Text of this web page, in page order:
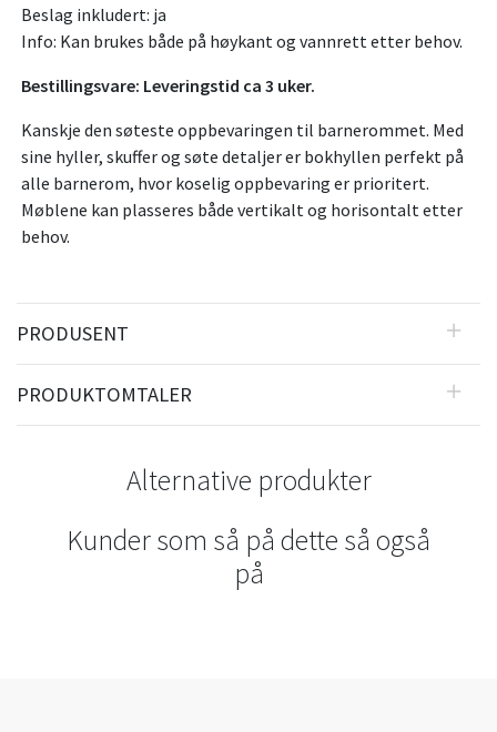
Beslag inkludert: ja
Info: Kan brukes både på høykant og vannrett etter behov.
Bestillingsvare: Leveringstid ca 3 uker.
Kanskje den søteste oppbevaringen til barnerommet. Med
sine hyller, skuffer og søte detaljer er bokhyllen perfekt på
alle barnerom, hvor koselig oppbevaring er prioritert.
Møblene kan plasseres både vertikalt og horisontalt etter
behov.
PRODUSENT
PRODUKTOMTALER
Alternative produkter
Kunder som så på dette så også
på